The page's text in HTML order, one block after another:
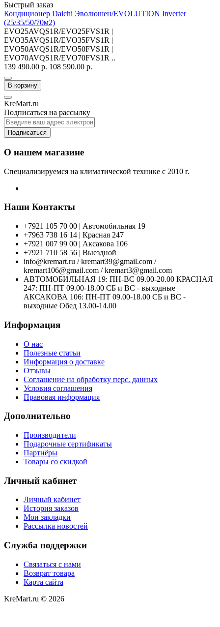
Быстрый заказ
Кондиционер Daichi Эволюшен/EVOLUTION Inverter
(25/35/50/70м2)
EVO25AVQS1R/EVO25FVS1R |
EVO35AVQS1R/EVO35FVS1R |
EVO50AVQS1R/EVO50FVS1R |
EVO70AVQS1R/EVO70FVS1R ..
139 490.00 р. 108 590.00 р.
В корзину
KreMart.ru
Подписаться на рассылку
Подписаться
О нашем магазине
Специализируемся на климатической технике с 2010 г.
Наши Контакты
+7921 105 70 00 | Автомобильная 19
+7963 738 16 14 | Красная 247
+7921 007 99 00 | Аксакова 106
+7921 710 58 56 | Выездной
info@kremart.ru / kremart39@gmail.com /
kremart106@gmail.com / kremart3@gmail.com
АВТОМОБИЛЬНАЯ 19: ПН-ВС 09.00-20.00 КРАСНАЯ
247: ПН-ПТ 09.00-18.00 СБ и ВС - выходные
АКСАКОВА 106: ПН-ПТ 09.00-18.00 СБ и ВС -
выходные Обед 13.00-14.00
Информация
О нас
Полезные статьи
Информация о доставке
Отзывы
Соглашение на обработку перс. данных
Условия соглашения
Правовая информация
Дополнительно
Производители
Подарочные сертификаты
Партнёры
Товары со скидкой
Личный кабинет
Личный кабинет
История заказов
Мои закладки
Рассылка новостей
Служба поддержки
Связаться с нами
Возврат товара
Карта сайта
KreMart.ru © 2026